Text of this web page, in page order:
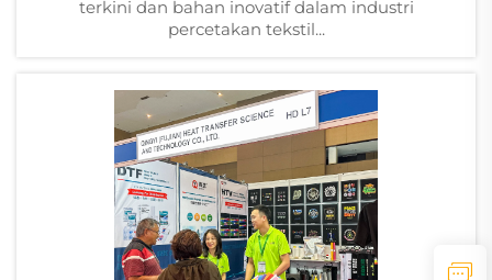
terkini dan bahan inovatif dalam industri
percetakan tekstil...